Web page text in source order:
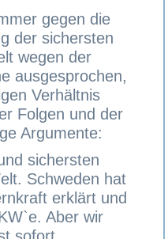
gegen die
der sichersten
wegen der
ausgesprochen,
Verhältnis
Folgen und der
Argumente:
sichersten
Schweden hat
erklärt und
Aber wir